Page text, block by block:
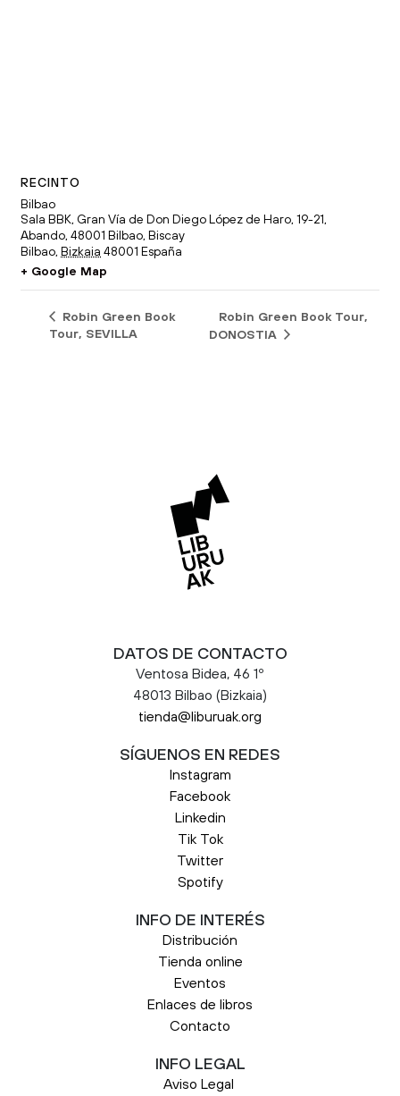
RECINTO
Bilbao
Sala BBK, Gran Vía de Don Diego López de Haro, 19-21,
Abando, 48001 Bilbao, Biscay
Bilbao, Bizkaia 48001 España
+ Google Map
Robin Green Book
Tour, SEVILLA
Robin Green Book Tour,
DONOSTIA
DATOS DE CONTACTO
Ventosa Bidea, 46 1º
48013 Bilbao (Bizkaia)
tienda@liburuak.org
SÍGUENOS EN REDES
Instagram
Facebook
Linkedin
Tik Tok
Twitter
Spotify
INFO DE INTERÉS
Distribución
Tienda online
Eventos
Enlaces de libros
Contacto
INFO LEGAL
Aviso Legal